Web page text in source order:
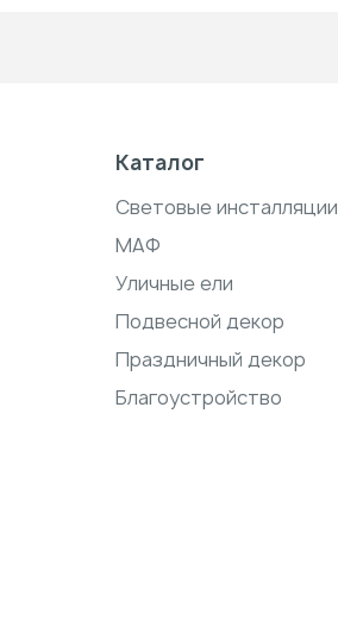
Каталог
Световые инсталляции
МАФ
Уличные ели
Подвесной декор
Праздничный декор
Благоустройство